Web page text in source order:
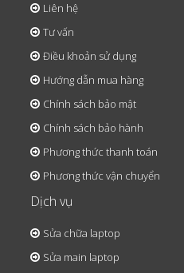
Liên hệ
Tư vấn
Điều khoản sử dụng
Hướng dẫn mua hàng
Chính sách bảo mật
Chính sách bảo hành
Phương thức thanh toán
Phương thức vận chuyển
Dịch vụ
Sửa chữa laptop
Sửa main laptop